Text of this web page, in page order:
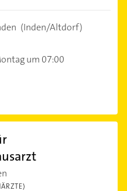
(Inden/Altdorf)
um 07:00